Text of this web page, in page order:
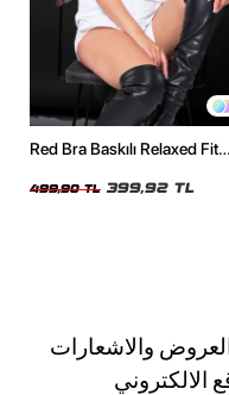
Red Bra Baskılı Relaxed Fit
499,90 TL 399,92 TL
والاشعارات
الالكتروني